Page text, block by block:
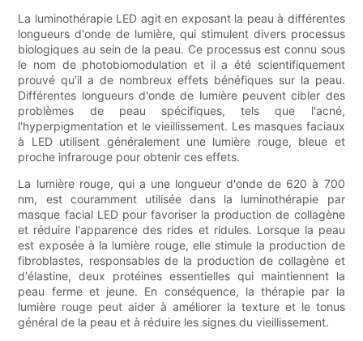
La luminothérapie LED agit en exposant la peau à différentes
longueurs d'onde de lumière, qui stimulent divers processus
biologiques au sein de la peau. Ce processus est connu sous
le nom de photobiomodulation et il a été scientifiquement
prouvé qu’il a de nombreux effets bénéfiques sur la peau.
Différentes longueurs d'onde de lumière peuvent cibler des
problèmes de peau spécifiques, tels que l'acné,
l'hyperpigmentation et le vieillissement. Les masques faciaux
à LED utilisent généralement une lumière rouge, bleue et
proche infrarouge pour obtenir ces effets.
La lumière rouge, qui a une longueur d'onde de 620 à 700
nm, est couramment utilisée dans la luminothérapie par
masque facial LED pour favoriser la production de collagène
et réduire l'apparence des rides et ridules. Lorsque la peau
est exposée à la lumière rouge, elle stimule la production de
fibroblastes, responsables de la production de collagène et
d'élastine, deux protéines essentielles qui maintiennent la
peau ferme et jeune. En conséquence, la thérapie par la
lumière rouge peut aider à améliorer la texture et le tonus
général de la peau et à réduire les signes du vieillissement.